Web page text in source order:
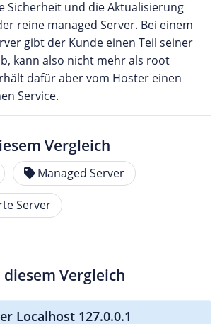
Sicherheit und die Aktualisierung
reine managed Server. Bei einem
gibt der Kunde einen Teil seiner
kann also nicht mehr als root
dafür aber vom Hoster einen
Service.
Vergleich
Managed Server
Server
Vergleich
Localhost 127.0.0.1